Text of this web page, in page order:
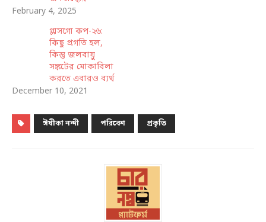
February 4, 2025
গ্লাসগো কপ-২৬:
কিছু প্রগতি হল,
কিন্তু জলবায়ু
সঙ্কটের মোকাবিলা
করতে এবারও ব্যর্থ
December 10, 2021
ঈষীকা নন্দী পরিবেশ প্রকৃতি